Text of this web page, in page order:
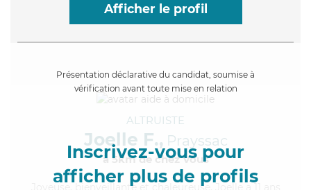
Afficher le profil
Présentation déclarative du candidat, soumise à
vérification avant toute mise en relation
Inscrivez-vous pour
afficher plus de profils
ALTRUISTE
Joelle F., Prayssac
à 5km de chez Vous
, bienveillante et chaleureuse, Joelle a 11 ans